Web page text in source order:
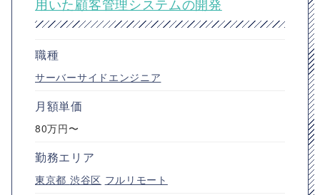
職種
サーバーサイドエンジニア
月額単価
80万円〜
勤務エリア
東京都 渋谷区 フルリモート